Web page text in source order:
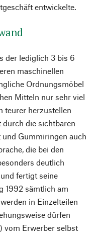
entwickelte.
der lediglich 3 bis 6
maschinellen
Ordnungsmöbel
Mitteln nur sehr viel
teurer herzustellen
durch die sichtbaren
Gummiringen auch
die bei den
deutlich
fertigt seine
1992 sämtlich am
in Einzelteilen
dürfen
vom Erwerber selbst